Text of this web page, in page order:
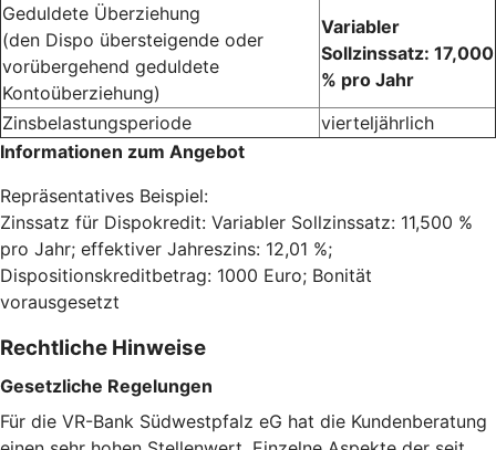
Geduldete Überziehung
(den Dispo übersteigende oder
vorübergehend geduldete
Kontoüberziehung)
Variabler
Sollzinssatz: 17,000
% pro Jahr
Zinsbelastungsperiode
vierteljährlich
Informationen zum Angebot
Repräsentatives Beispiel:
Zinssatz für Dispokredit: Variabler Sollzinssatz: 11,500 %
pro Jahr; effektiver Jahreszins: 12,01 %;
Dispositionskreditbetrag: 1000 Euro; Bonität
vorausgesetzt
Rechtliche Hinweise
Gesetzliche Regelungen
Für die VR-Bank Südwestpfalz eG hat die Kundenberatung